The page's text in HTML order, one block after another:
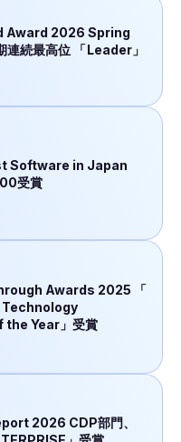
Award 2026 Spring
連続最高位
「Leader」
Software in Japan
受賞
Awards 2025
「
Year」受賞
2026 CDP部門、